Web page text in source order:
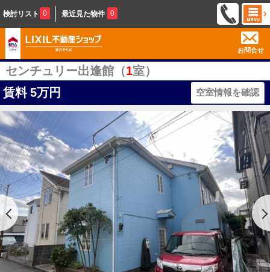
検討リスト 0 最近見た物件 0
お問合せ
センチュリー出逢館（1室）
賃料 5万円 空室情報を確認